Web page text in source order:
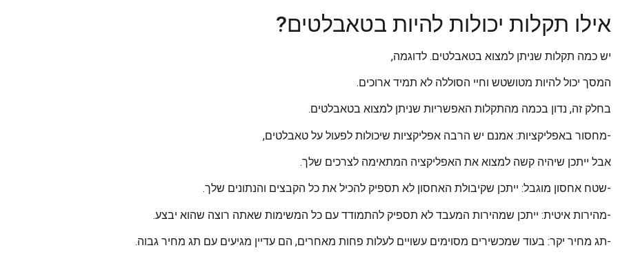
אילו תקלות יכולות להיות בטאבלטים?
יש כמה תקלות שניתן למצוא בטאבלטים. לדוגמה,
המסך יכול להיות מטושטש וחיי הסוללה לא תמיד ארוכים.
בחלק זה, נדון בכמה מהתקלות האפשריות שניתן למצוא בטאבלטים.
-מחסור באפליקציות: אמנם יש הרבה אפליקציות שיכולות לפעול על טאבלטים,
אבל ייתכן שיהיה קשה למצוא את האפליקציה המתאימה לצרכים שלך.
-שטח אחסון מוגבל: ייתכן שקיבולת האחסון לא תספיק להכיל את כל הקבצים והנתונים שלך.
-מהירות איטית: ייתכן שמהירות המעבד לא תספיק להתמודד עם כל המשימות שאתה רוצה שהוא יבצע.
-תג מחיר יקר: בעוד שמכשירים מסוימים עשויים לעלות פחות מאחרים, הם עדיין מגיעים עם תג מחיר גבוה.